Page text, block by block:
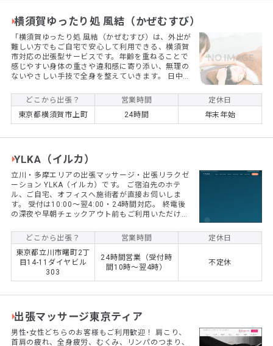
横須賀ゆったり処 風結（かぜむすび）
「横須賀ゆったり処 風結（かぜむすび）は、外出が
難しい方でもご自宅で安心して利用できる、横須賀
市対応の出張型サービスです。年齢を重ねることで
感じやすい身体の重さや違和感に寄り添い、無理の
ないやさしい手技で全身を整えていきます。 日中の
という安心できる空間で、ゆったりとした時間を過
ごしていただけます。横須賀の地域に根ざし、日々
の暮らしを穏やかに支える存在を目指しています。
どこから出張？ 営業時間
定休日
東京都横須賀市上町
24時間 年末年始
YLKA（イルカ）
立川・多摩エリアの出張マッサージ・出張リラクゼ
ーション YLKA（イルカ）です。 ご宿泊先のホテ
ル、ご自宅、オフィスへ施術者が直接お伺いしま
す。 受付は10:00〜翌4:00・24時間対応。 終電後
の深夜や早朝チェックアウト前もご利用いただけま
後、整体サロン・美容グループで10年、のべ2万人
以上の身体をケア。 店長・エリアマネージャー・教
育担当、スポーツ選手のケア帯同経験もあります。
出張型で気になる「誰が来るのか」に、経歴と顔の
見える運営でお応えします。 メニューはもみほぐ
し・ヘッドスパ・リンパドレナージュ・フットリフ
どこから出張？ 営業時間
定休日
東京都立川市曙町2丁
目14-11ダイヤビル
303
24時間営業（受付時
間10時～翌4時）
不定休
出張マッサージ東京ティア
男性•女性どちらのお客様もご利用歓迎！ 肩こり、
首肩の疲れ、全身疲労、むくみ、リンパのつまり、